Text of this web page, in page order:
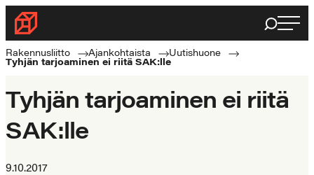
Siirry
suoraan
sisältöön
Rakennusliitto
Rakennusalan
ammattilaisten
Haku
Rakennusliitto Ajankohtaista
Uutishuone
Tyhjän tarjoaminen ei riitä SAK:lle
Tyhjän tarjoaminen ei riitä
SAK:lle
9.10.2017